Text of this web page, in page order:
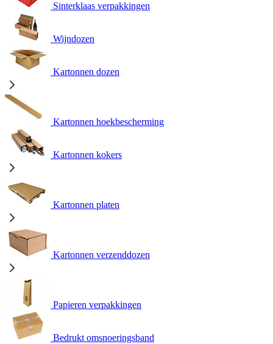
Sinterklaas verpakkingen
Wijndozen
Kartonnen dozen
Kartonnen hoekbescherming
Kartonnen kokers
Kartonnen platen
Kartonnen verzenddozen
Papieren verpakkingen
Bedrukt omsnoeringsband